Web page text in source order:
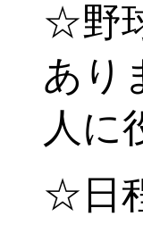
☆野
あり
人に
☆日